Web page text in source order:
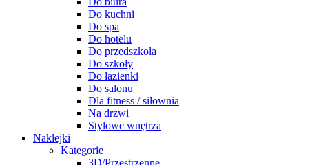
Do kuchni
Do spa
Do hotelu
Do przedszkola
Do szkoły
Do łazienki
Do salonu
Dla fitness / siłownia
Na drzwi
Stylowe wnętrza
Naklejki
Kategorie
3D/Przestrzenne